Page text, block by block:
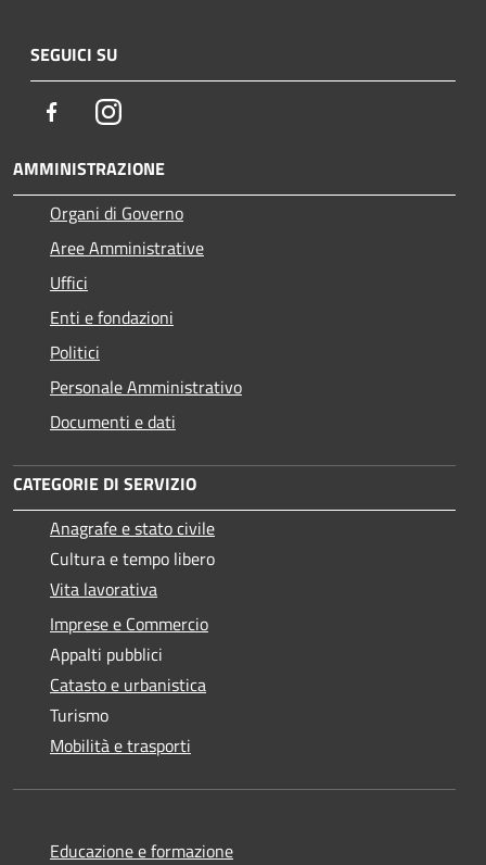
SEGUICI SU
FacebookInstagram
AMMINISTRAZIONE
Organi di Governo
Aree Amministrative
Uffici
Enti e fondazioni
Politici
Personale Amministrativo
Documenti e dati
CATEGORIE DI SERVIZIO
Anagrafe e stato civile
Cultura e tempo libero
Vita lavorativa
Imprese e Commercio
Appalti pubblici
Catasto e urbanistica
Turismo
Mobilità e trasporti
Educazione e formazione